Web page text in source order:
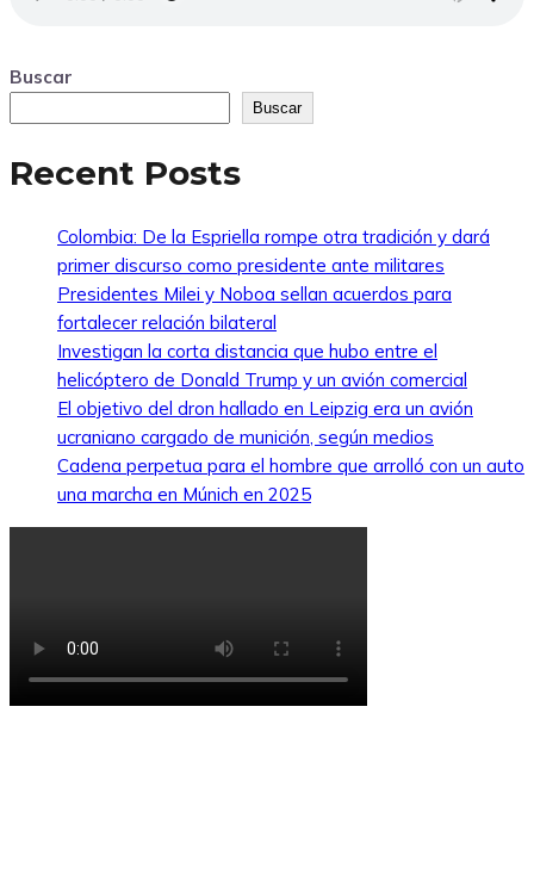
Buscar
Buscar
Recent Posts
Colombia: De la Espriella rompe otra tradición y dará
primer discurso como presidente ante militares
Presidentes Milei y Noboa sellan acuerdos para
fortalecer relación bilateral
Investigan la corta distancia que hubo entre el
helicóptero de Donald Trump y un avión comercial
El objetivo del dron hallado en Leipzig era un avión
ucraniano cargado de munición, según medios
Cadena perpetua para el hombre que arrolló con un auto
una marcha en Múnich en 2025